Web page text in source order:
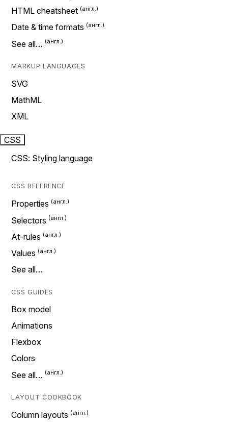
HTML cheatsheet
Date & time formats
See all…
MARKUP LANGUAGES
SVG
MathML
XML
CSS
CSS: Styling language
CSS REFERENCE
Properties
Selectors
At-rules
Values
See all…
CSS GUIDES
Box model
Animations
Flexbox
Colors
See all…
LAYOUT COOKBOOK
Column layouts